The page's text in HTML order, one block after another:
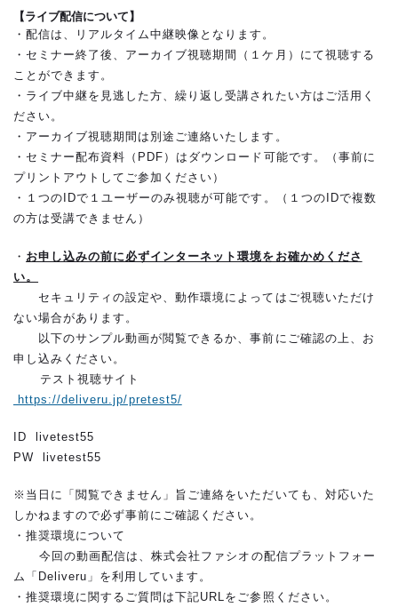
【ライブ配信について】
・配信は、リアルタイム中継映像となります。
・セミナー終了後、アーカイブ視聴期間（１ケ月）にて視聴する
ことができます。
・ライブ中継を見逃した方、繰り返し受講されたい方はご活用く
ださい。
・アーカイブ視聴期間は別途ご連絡いたします。
・セミナー配布資料（PDF）はダウンロード可能です。（事前に
プリントアウトしてご参加ください）
・１つのIDで１ユーザーのみ視聴が可能です。（１つのIDで複数
の方は受講できません）
・ お申し込みの前に必ずインターネット環境をお確かめくださ
い。
セキュリティの設定や、動作環境によってはご視聴いただけ
ない場合があります。
以下のサンプル動画が閲覧できるか、事前にご確認の上、お
申し込みください。
テスト視聴サイト
https://deliveru.jp/pretest5/
ID livetest55
PW livetest55
※当日に「閲覧できません」旨ご連絡をいただいても、対応いた
しかねますので必ず事前にご確認ください。
・推奨環境について
今回の動画配信は、株式会社ファシオの配信プラットフォー
ム「Deliveru」を利用しています。
・推奨環境に関するご質問は下記URLをご参照ください。